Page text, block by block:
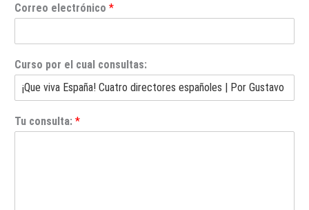
Correo electrónico *
Curso por el cual consultas:
Tu consulta: *